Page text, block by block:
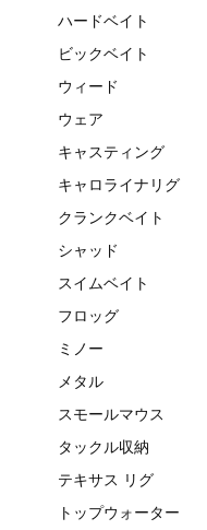
ハードベイト
ビックベイト
ウィード
ウェア
キャスティング
キャロライナリグ
クランクベイト
シャッド
スイムベイト
フロッグ
ミノー
メタル
スモールマウス
タックル収納
テキサス リグ
トップウォーター